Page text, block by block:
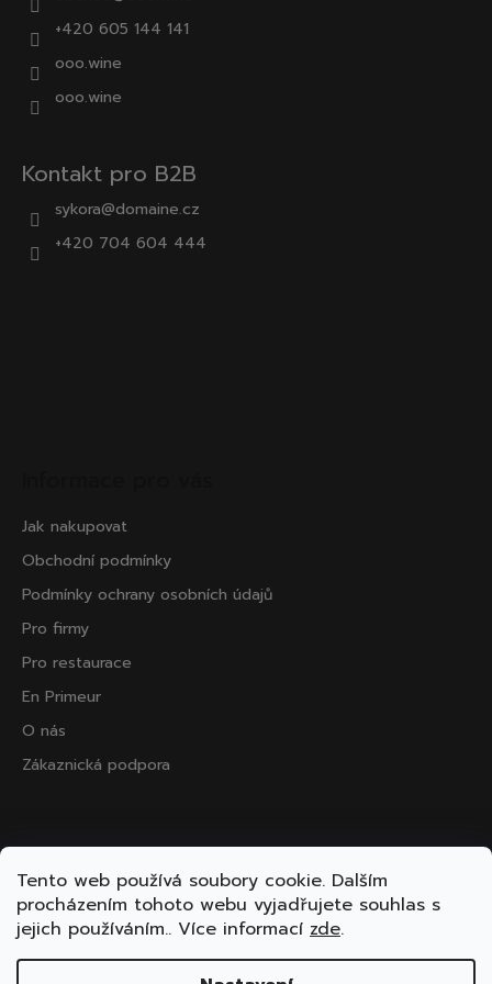
Tento web používá soubory cookie. Dalším
procházením tohoto webu vyjadřujete souhlas s
jejich používáním.. Více informací zde.
+420 605 144 141
ooo.wine
ooo.wine
Kontakt pro B2B
sykora@domaine.cz
+420 704 604 444
Jak nakupovat
Obchodní podmínky
Podmínky ochrany osobních údajů
Pro firmy
Pro restaurace
En Primeur
O nás
Zákaznická podpora
Přijímáme online platby